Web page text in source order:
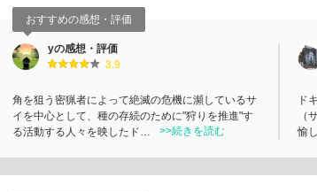
おすすめの感想・評価
yの感想・評価
3.9
角を狙う密猟者によって絶滅の危機に瀕しているサ
イを中心として、種の存続のために"狩りを推進"す
る活動する人々を映したド…
>>続きを読む
ド
（
愉